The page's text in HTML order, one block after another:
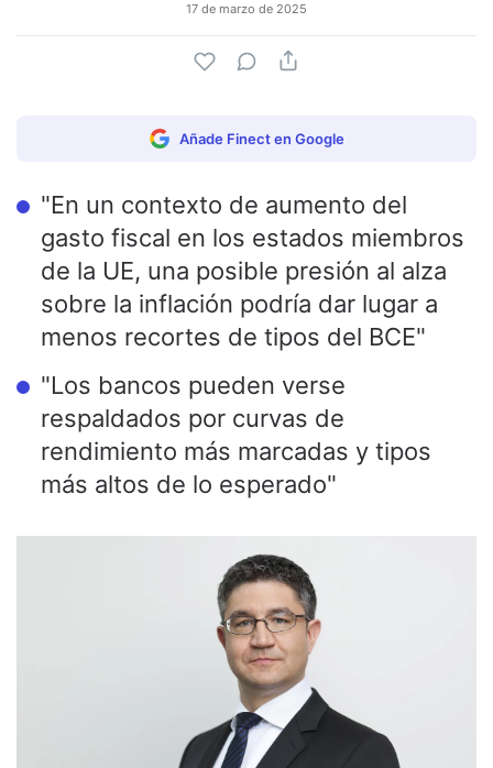
17 de marzo de 2025
Añade Finect en Google
"En un contexto de aumento del
gasto fiscal en los estados miembros
de la UE, una posible presión al alza
sobre la inflación podría dar lugar a
menos recortes de tipos del BCE"
"Los bancos pueden verse
respaldados por curvas de
rendimiento más marcadas y tipos
más altos de lo esperado"